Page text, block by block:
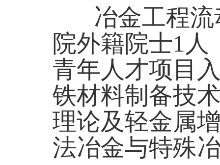
冶金工程流
院外籍院士1 人
青年人才项目
铁材料制备技
理论及轻金属
法冶金与特殊